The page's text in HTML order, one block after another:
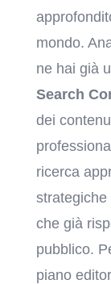
mondo.
ne hai già
Search
dei
ricerca
che già
pubblico.
piano